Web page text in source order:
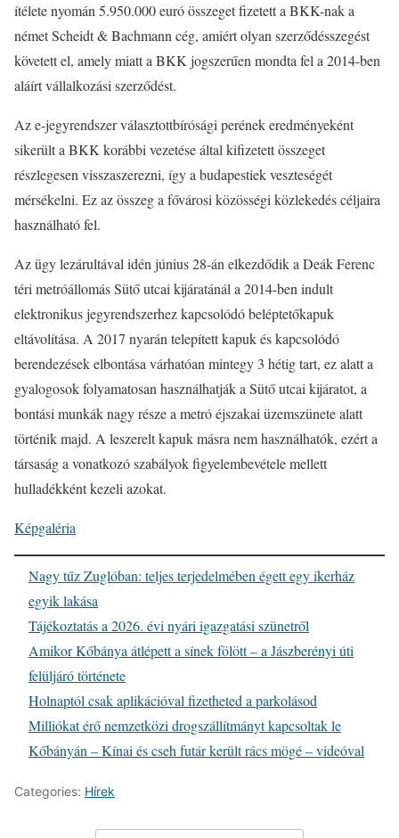
ítélete nyomán 5.950.000 euró összeget fizetett a BKK-nak a
német Scheidt & Bachmann cég, amiért olyan szerződésszegést
követett el, amely miatt a BKK jogszerűen mondta fel a 2014-ben
aláírt vállalkozási szerződést.
Az e-jegyrendszer választottbírósági perének eredményeként
sikerült a BKK korábbi vezetése által kifizetett összeget
részlegesen visszaszerezni, így a budapestiek veszteségét
mérsékelni. Ez az összeg a fővárosi közösségi közlekedés céljaira
használható fel.
Az ügy lezárultával idén június 28-án elkezdődik a Deák Ferenc
téri metróállomás Sütő utcai kijáratánál a 2014-ben indult
elektronikus jegyrendszerhez kapcsolódó beléptetőkapuk
eltávolítása. A 2017 nyarán telepített kapuk és kapcsolódó
berendezések elbontása várhatóan mintegy 3 hétig tart, ez alatt a
gyalogosok folyamatosan használhatják a Sütő utcai kijáratot, a
bontási munkák nagy része a metró éjszakai üzemszünete alatt
történik majd. A leszerelt kapuk másra nem használhatók, ezért a
társaság a vonatkozó szabályok figyelembevétele mellett
hulladékként kezeli azokat.
Képgaléria
Nagy tűz Zuglóban: teljes terjedelmében égett egy ikerház
egyik lakása
Tájékoztatás a 2026. évi nyári igazgatási szünetről
Amikor Kőbánya átlépett a sínek fölött – a Jászberényi úti
felüljáró története
Holnaptól csak aplikációval fizetheted a parkolásod
Milliókat érő nemzetközi drogszállítmányt kapcsoltak le
Kőbányán – Kínai és cseh futár került rács mögé – videóval
Categories: Hírek